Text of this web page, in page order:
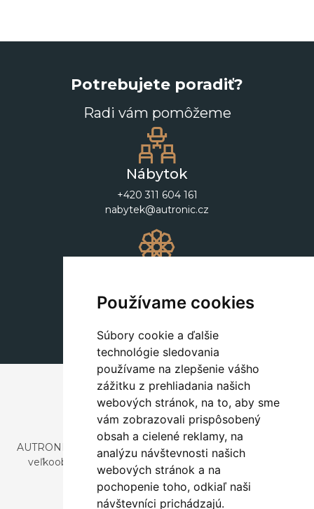
Používame cookies
Súbory cookie a ďalšie
technológie sledovania
používame na zlepšenie vášho
zážitku z prehliadania našich
webových stránok, na to, aby sme
vám zobrazovali prispôsobený
obsah a cielené reklamy, na
analýzu návštevnosti našich
webových stránok a na
pochopenie toho, odkiaľ naši
návštevníci prichádzajú.
Potrebujete poradiť?
Radi vám pomôžeme
Nábytok
+420 311 604 161
nabytek@autronic.cz
+420 311 604 182
dekorace@autronic.cz
AUTRONIC, s.r.o. je spoločnosť zaoberajúca sa dovozom a
veľkoobchodným predajom dizajnového aj štýlového
nábytku a dekorácií.
Česká republika